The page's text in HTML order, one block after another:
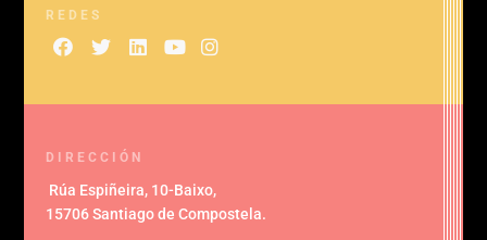
REDES
DIRECCIÓN
Rúa Espiñeira, 10-Baixo,
15706 Santiago de Compostela.